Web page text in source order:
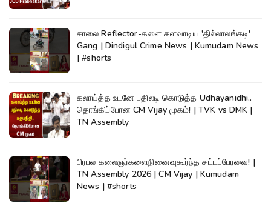
சாலை Reflector-களை களவாடிய 'தில்லாலங்கடி'
Gang | Dindigul Crime News | Kumudam News
| #shorts
கலாய்த்த உடனே பதிலடி கொடுத்த Udhayanidhi..
தொங்கிப்போன CM Vijay முகம்! | TVK vs DMK |
TN Assembly
பிரபல கலைஞர்களைநினைவுகூர்ந்த சட்டப்பேரவை! |
TN Assembly 2026 | CM Vijay | Kumudam
News | #shorts